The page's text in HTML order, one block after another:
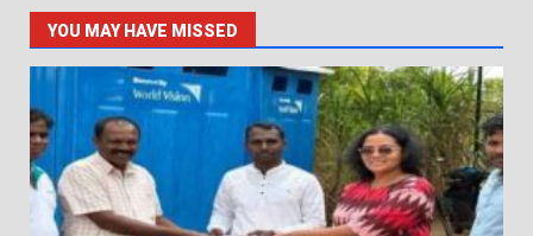
YOU MAY HAVE MISSED